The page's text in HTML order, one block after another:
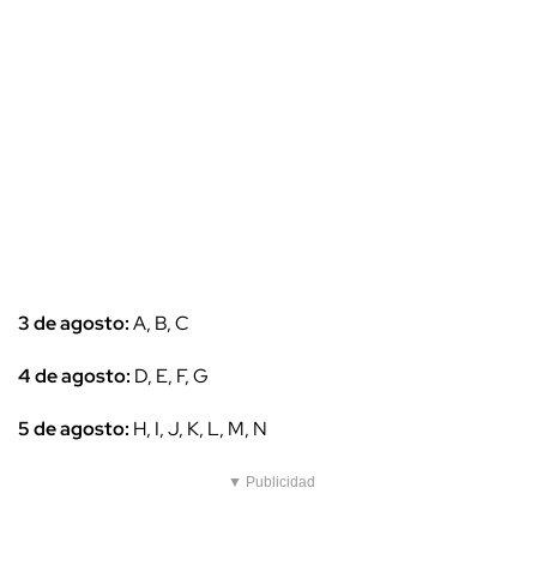
3 de agosto:A, B, C
4 de agosto: D, E, F, G
5 de agosto: H, I, J, K, L, M, N
▼ Publicidad